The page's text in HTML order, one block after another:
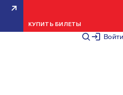
Войти
КУПИТЬ БИЛЕТЫ